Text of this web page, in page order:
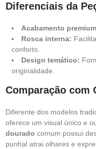
Diferenciais da
Acabamento
Rosca interna:
conforto.
Design temático:
originalidade.
Comparação com
Diferente dos modelos
oferece um visual único e
dourado comum possui
punhal atrai olhares e